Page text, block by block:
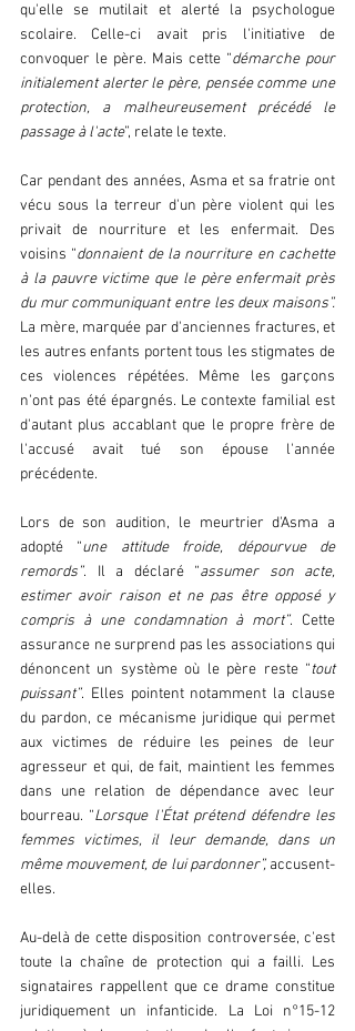
qu'elle se mutilait et alerté la psychologue
scolaire. Celle-ci avait pris l'initiative de
convoquer le père. Mais cette “démarche pour
initialement alerter le père, pensée comme une
protection, a malheureusement précédé le
passage à l'acte”, relate le texte.
Car pendant des années, Asma et sa fratrie ont
vécu sous la terreur d'un père violent qui les
privait de nourriture et les enfermait. Des
voisins “donnaient de la nourriture en cachette
à la pauvre victime que le père enfermait près
La mère, marquée par d'anciennes fractures, et
les autres enfants portent tous les stigmates de
ces violences répétées. Même les garçons
n'ont pas été épargnés. Le contexte familial est
d'autant plus accablant que le propre frère de
l'accusé avait tué son épouse l'année
précédente.
Lors de son audition, le meurtrier d'Asma a
adopté “une attitude froide, dépourvue de
remords”. Il a déclaré “assumer son acte,
estimer avoir raison et ne pas être opposé y
compris à une condamnation à mort”. Cette
assurance ne surprend pas les associations qui
dénoncent un système où le père reste “tout
puissant”. Elles pointent notamment la clause
du pardon, ce mécanisme juridique qui permet
aux victimes de réduire les peines de leur
agresseur et qui, de fait, maintient les femmes
dans une relation de dépendance avec leur
bourreau. “Lorsque l'État prétend défendre les
femmes victimes, il leur demande, dans un
même mouvement, de lui pardonner”, accusent-
elles.
Au-delà de cette disposition controversée, c'est
toute la chaîne de protection qui a failli. Les
signataires rappellent que ce drame constitue
juridiquement un infanticide. La Loi n°15-12